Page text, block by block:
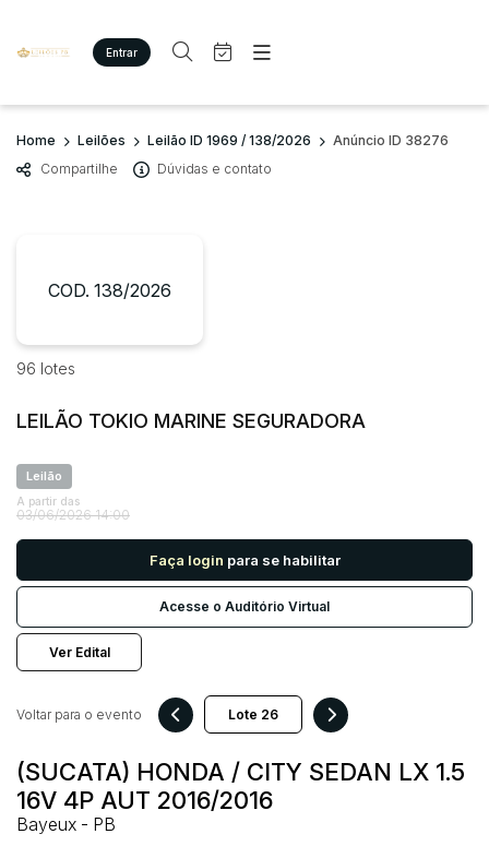
Entrar
Criar conta Entrar
Site
Agenda
Quem Somos
Imóveis
Veículos
Carros
Utilitário
Busca por palavra-chave
Bairro
Judiciais Extrajudiciais
R$
Quem Somos
Home Leilões Leilão ID 1969 / 138/2026
Anúncio ID 38276
Compartilhe
Dúvidas e contato
COD. 138/2026
96 lotes
LEILÃO TOKIO MARINE SEGURADORA
Leilão
A partir das
03/06/2026 14:00
Faça login para se habilitar
Acesse o Auditório Virtual
Ver Edital
(SUCATA) HONDA / CITY SEDAN LX 1.5
16V 4P AUT 2016/2016
Bayeux - PB
Voltar para o evento